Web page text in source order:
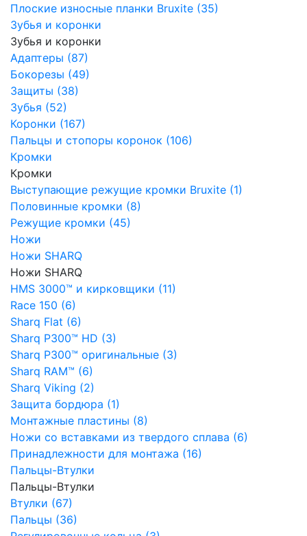
Плоские износные планки Bruxite (35)
Зубья и коронки
Зубья и коронки
Адаптеры (87)
Бокорезы (49)
Защиты (38)
Зубья (52)
Коронки (167)
Пальцы и стопоры коронок (106)
Кромки
Кромки
Выступающие режущие кромки Bruxite (1)
Половинные кромки (8)
Режущие кромки (45)
Ножи
Ножи SHARQ
Ножи SHARQ
HMS 3000™ и кирковщики (11)
Race 150 (6)
Sharq Flat (6)
Sharq P300™ HD (3)
Sharq P300™ оригинальные (3)
Sharq RAM™ (6)
Sharq Viking (2)
Защита бордюра (1)
Монтажные пластины (8)
Ножи со вставками из твердого сплава (6)
Принадлежности для монтажа (16)
Пальцы-Втулки
Пальцы-Втулки
Втулки (67)
Пальцы (36)